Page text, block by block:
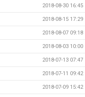
2018-08-30 16:45
2018-08-15 17:29
2018-08-07 09:18
2018-08-03 10:00
2018-07-13 07:47
2018-07-11 09:42
2018-07-09 15:42